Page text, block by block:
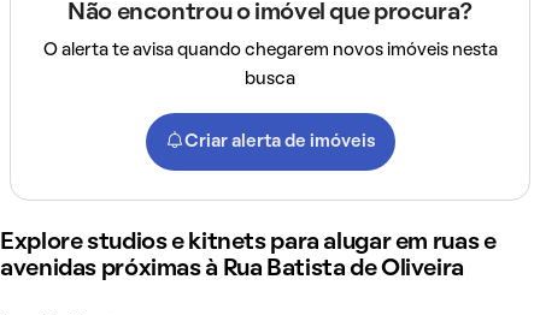
Não encontrou o imóvel que procura?
O alerta te avisa quando chegarem novos imóveis nesta
busca
Criar alerta de imóveis
Explore studios e kitnets para alugar em ruas e
avenidas próximas à Rua Batista de Oliveira